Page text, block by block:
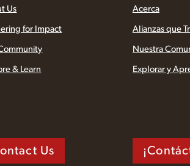
Us
for Impact
& Learn
Us
Acerca
Alianzas que
Nuestra
Explorar y